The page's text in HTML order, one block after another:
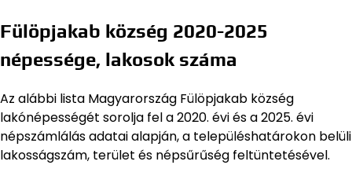
Fülöpjakab község 2020-2025
népessége, lakosok száma
Az alábbi lista Magyarország Fülöpjakab község
lakónépességét sorolja fel a 2020. évi és a 2025. évi
népszámlálás adatai alapján,a településhatárokon belüli
lakosságszám, terület és népsűrűség feltüntetésével.